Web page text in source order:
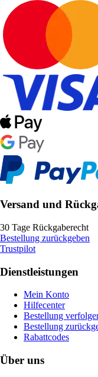
Versand und
30 Tage Rückgaberecht
Bestellung zurückgeben
Trustpilot
Dienstleistungen
Mein Konto
Hilfecenter
Bestellung
Bestellung
Rabattcodes
Über uns